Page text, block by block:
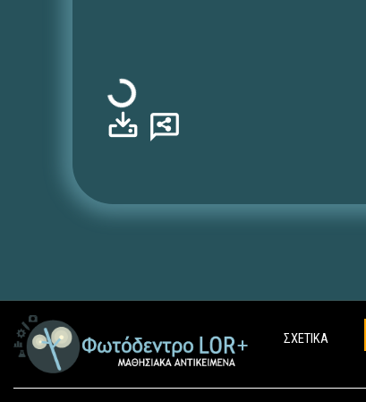
Φόρτωση...
ΣΧΕΤΙΚΑ